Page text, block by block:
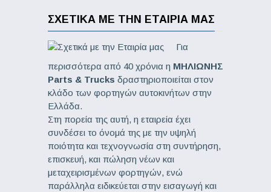
Καινούρια
Αυτοκινητα
Υπηρεσίες
Επικοινωνία
ΣΧΕΤΙΚΆ ΜΕ ΤΗΝ ΕΤΑΙΡΊΑ ΜΑΣ
Για
περισσότερα από 40 χρόνια η ΜΗΛΙΩΝΗΣ
Parts & Trucks δραστηριοποιείται στον
κλάδο των φορτηγών αυτοκινήτων στην
Ελλάδα.
Στη πορεία της αυτή, η εταιρεία έχει
συνδέσει το όνομά της με την υψηλή
ποιότητα και τεχνογνωσία στη συντήρηση,
επισκευή, και πώληση νέων και
μεταχειρισμένων φορτηγών, ενώ
παράλληλα ειδικεύεται στην εισαγωγή και